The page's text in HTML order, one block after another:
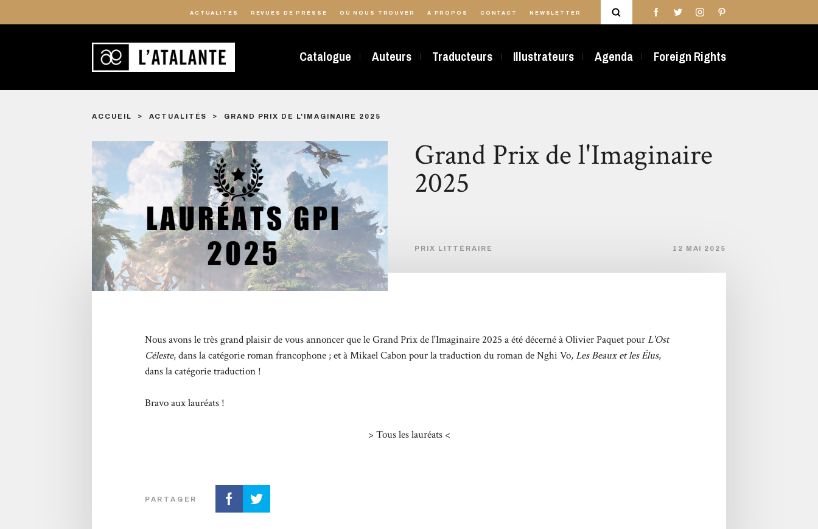
ACTUALITÉS REVUES DE PRESSE OÙ NOUS TROUVER À PROPOS CONTACT NEWSLETTER
Catalogue Auteurs Traducteurs Illustrateurs Agenda Foreign Rights
ACCUEIL ACTUALITÉS GRAND PRIX DE L'IMAGINAIRE 2025
Grand Prix de l'Imaginaire
2025
PRIX LITTÉRAIRE 12 MAI 2025
Nous avons le très grand plaisir de vous annoncer que leGrand Prix de l'Imaginaire2025 a été décerné à Olivier Paquet pourL'Ost
Céleste, dans la catégorie roman francophone ; et à Mikael Cabon pour la traduction du roman de Nghi Vo, Les Beaux et les Élus,
dans la catégorie traduction !
Bravo aux lauréats !
> Tous les lauréats <
PARTAGER